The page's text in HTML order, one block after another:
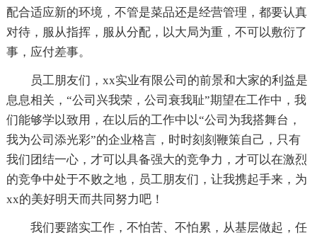
配合适应新的环境，不管是菜品还是经营管理，都要认真
对待，服从指挥，服从分配，以大局为重，不可以敷衍了
事，应付差事。
员工朋友们，xx实业有限公司的前景和大家的利益是
息息相关，“公司兴我荣，公司衰我耻”期望在工作中，我
们能够学以致用，在以后的工作中以“公司为我搭舞台，
我为公司添光彩”的企业格言，时时刻刻鞭策自己，只有
我们团结一心，才可以具备强大的竞争力，才可以在激烈
的竞争中处于不败之地，员工朋友们，让我携起手来，为
xx的美好明天而共同努力吧！
我们要踏实工作，不怕苦、不怕累，从基层做起，任